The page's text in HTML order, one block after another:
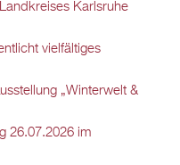
Karlsruhe
vielfältiges
„Winterwelt &
26.07.2026 im